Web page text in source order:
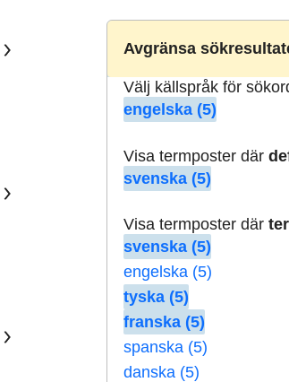
Avgränsa
Välj källspråk för
engelska (5)
Visa termposter där
svenska (5)
Visa termposter där
svenska (5)
engelska (5)
tyska (5)
franska (5)
spanska (5)
danska (5)